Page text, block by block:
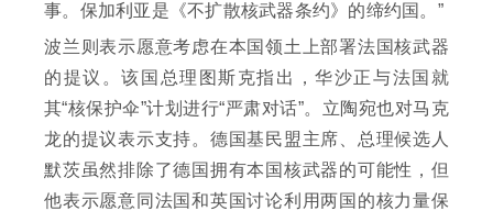
事。保加利亚是《不扩散核武器条约》的缔约国。”
波兰则表示愿意考虑在本国领土上部署法国核武器
的提议。该国总理图斯克指出，华沙正与法国就
其“核保护伞”计划进行“严肃对话”。立陶宛也对马克
龙的提议表示支持。德国基民盟主席、总理候选人
默茨虽然排除了德国拥有本国核武器的可能性，但
他表示愿意同法国和英国讨论利用两国的核力量保